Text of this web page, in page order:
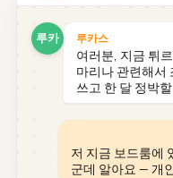
루카 루카스
여러분, 지금 튀
마리나 관련해서
쓰고 한 달 정박
저 지금 보드룸에
군데 알아요 — 개